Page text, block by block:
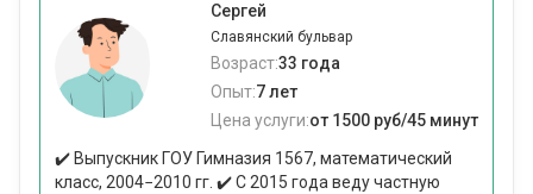
Сергей
Славянский бульвар
Возраст:33 года
Опыт:7 лет
Цена услуги:от 1500 руб/45 минут
✔️ Выпускник ГОУ Гимназия 1567, математический
класс, 2004−2010 гг. ✔️ С 2015 года веду частную